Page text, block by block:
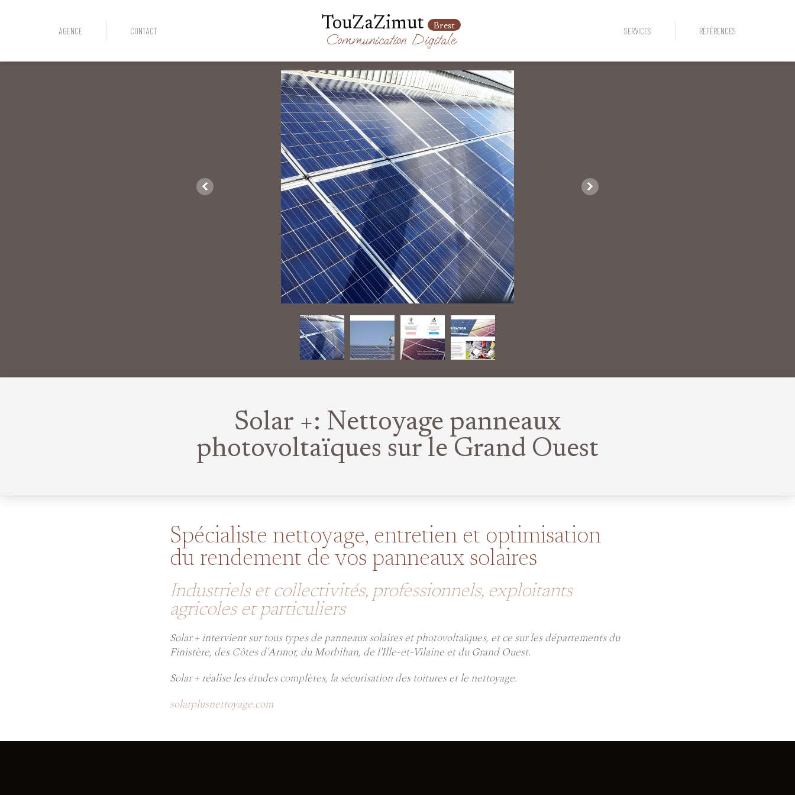
AGENCE CONTACT TouZaZimut Brest
Communication Digitale
SERVICES RÉFÉRENCES
Solar +: Nettoyage panneaux
photovoltaïques sur le Grand Ouest
Spécialiste nettoyage, entretien et optimisation
du rendement de vos panneaux solaires
Industriels et collectivités, professionnels, exploitants
agricoles et particuliers
Solar + intervient sur tous types de panneaux solaires et photovoltaïques, et ce sur les départements du
Finistère, des Côtes d'Armor, du Morbihan, de l'Ille-et-Vilaine et du Grand Ouest.
Solar + réalise les études complètes, la sécurisation des toitures et le nettoyage.
solarplusnettoyage.com